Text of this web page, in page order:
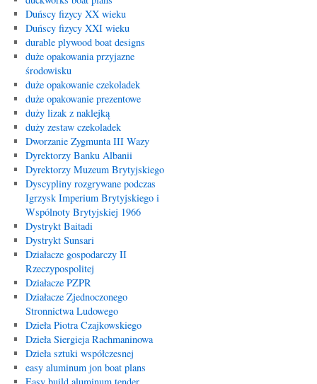
Duńscy fizycy XX wieku
Duńscy fizycy XXI wieku
durable plywood boat designs
duże opakowania przyjazne
środowisku
duże opakowanie czekoladek
duże opakowanie prezentowe
duży lizak z naklejką
duży zestaw czekoladek
Dworzanie Zygmunta III Wazy
Dyrektorzy Banku Albanii
Dyrektorzy Muzeum Brytyjskiego
Dyscypliny rozgrywane podczas
Igrzysk Imperium Brytyjskiego i
Wspólnoty Brytyjskiej 1966
Dystrykt Baitadi
Dystrykt Sunsari
Działacze gospodarczy II
Rzeczypospolitej
Działacze PZPR
Działacze Zjednoczonego
Stronnictwa Ludowego
Dzieła Piotra Czajkowskiego
Dzieła Siergieja Rachmaninowa
Dzieła sztuki współczesnej
easy aluminum jon boat plans